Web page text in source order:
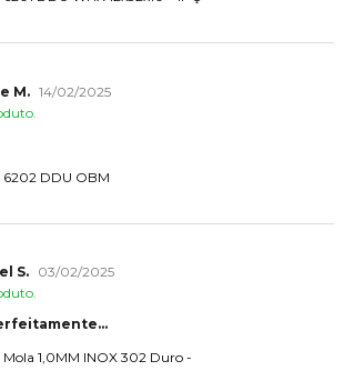
M. 14/02/2025
DDU OBM
S.
03/02/2025
1,0MM INOX 302 Duro -